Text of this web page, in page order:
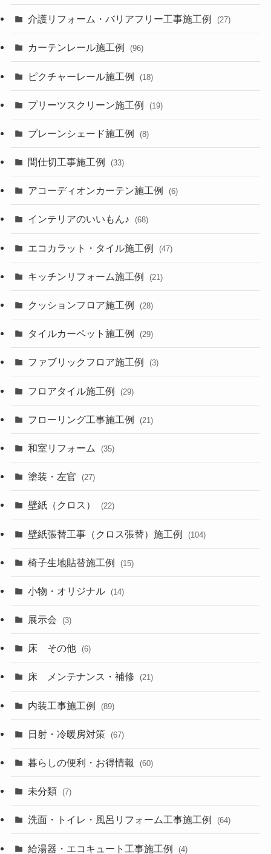
介護リフォーム・バリアフリー工事施工例 (27)
カーテンレール施工例 (96)
ピクチャーレール施工例 (18)
プリーツスクリーン施工例 (19)
プレーンシェード施工例 (8)
間仕切工事施工例 (33)
アコーディオンカーテン施工例 (6)
インテリアのいいもん♪ (68)
エコカラット・タイル施工例 (47)
キッチンリフォーム施工例 (21)
クッションフロア施工例 (28)
タイルカーペット施工例 (29)
ファブリックフロア施工例 (3)
フロアタイル施工例 (29)
フローリング工事施工例 (21)
和室リフォーム (35)
塗装・左官 (27)
壁紙（クロス） (22)
壁紙張替工事（クロス張替）施工例 (104)
椅子生地貼替施工例 (15)
小物・オリジナル (14)
展示会 (3)
床 その他 (6)
床 メンテナンス・補修 (21)
内装工事施工例 (89)
日射・冷暖房対策 (67)
暮らしの便利・お得情報 (60)
未分類 (7)
洗面・トイレ・風呂リフォーム工事施工例 (64)
給湯器・エコキュート工事施工例 (4)